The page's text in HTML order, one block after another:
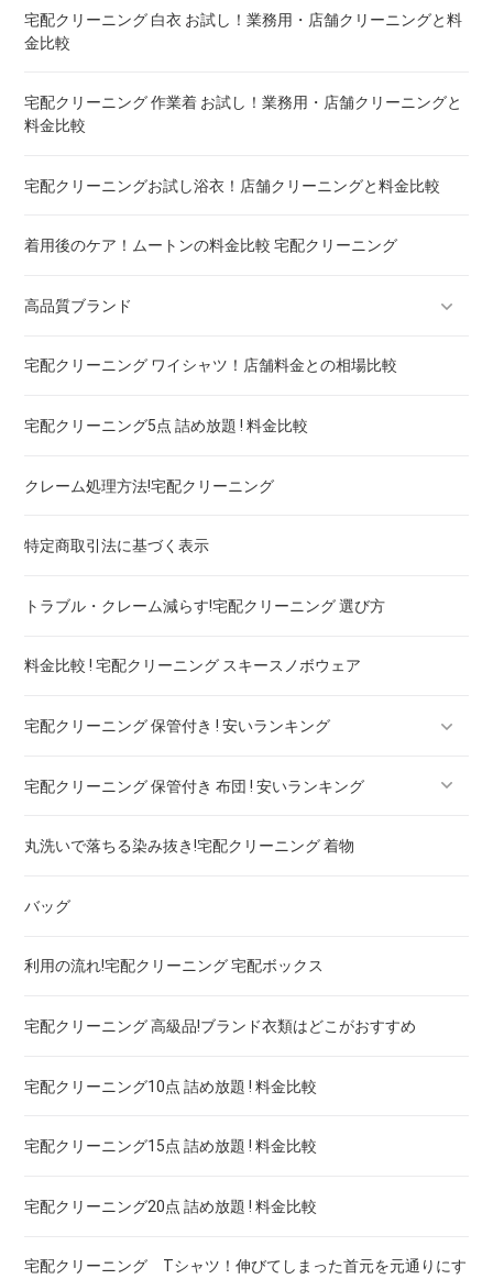
ウェイトブランケットの洗い方 ! 洗えないタイプの対処法も
重い布団の洗い方 ! 洗えないタイプの対処法も
宅配クリーニング 白衣 お試し！業務用・店舗クリーニングと料
金比較
宅配クリーニング 作業着 お試し！業務用・店舗クリーニングと
料金比較
宅配クリーニングお試し浴衣！店舗クリーニングと料金比較
着用後のケア！ムートンの料金比較 宅配クリーニング
高品質ブランド
ブランドスーツ！宅配クリーニング 高品質 料金 比較
ブランドコート！宅配クリーニング 高品質 料金 比較
ブランドワンピース！宅配クリーニング 高品質 料金 比較
スカート・パンツ
セーター・カーディガン
スラックス
ブランドジャケット！宅配クリーニング 高品質 料金 比較
ブランドブラウス！宅配クリーニング 高品質 料金 比較
ブランドネクタイ！宅配クリーニング 高品質 料金 比較
ドレス！宅配クリーニング 高品質 料金 比較
ウェディングドレス
ブランドワイシャツ！宅配クリーニング 高品質 料金 比較
ブランドダウン！宅配クリーニング 高品質 料金 比較
宅配クリーニング ワイシャツ！店舗料金との相場比較
宅配クリーニング5点 詰め放題 ! 料金比較
クレーム処理方法!宅配クリーニング
特定商取引法に基づく表示
トラブル・クレーム減らす!宅配クリーニング 選び方
料金比較 ! 宅配クリーニング スキースノボウェア
宅配クリーニング 保管付き ! 安いランキング
宅配クリーニング 保管付き ブーツ ! 安いランキング
宅配クリーニング 保管付き コート ! 安いランキング
宅配クリーニング 保管付き ダウン ! 安いランキング
宅配クリーニング 保管付き スノボーウェア ! 安いランキング
宅配クリーニング 保管付き 布団 ! 安いランキング
宅配クリーニング 保管付き 羽毛布団 ! 安いランキング
宅配クリーニング 保管付き 毛布 ! 安いランキング
丸洗いで落ちる染み抜き!宅配クリーニング 着物
バッグ
利用の流れ!宅配クリーニング 宅配ボックス
宅配クリーニング 高級品!ブランド衣類はどこがおすすめ
宅配クリーニング10点 詰め放題 ! 料金比較
宅配クリーニング15点 詰め放題 ! 料金比較
宅配クリーニング20点 詰め放題 ! 料金比較
宅配クリーニング Tシャツ！伸びてしまった首元を元通りにす